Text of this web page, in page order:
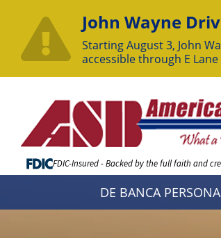
John Wayne
Starting August 3, John
accessible through E
Content
FDIC-Insured - Backed by the full faith and
DE BANCA